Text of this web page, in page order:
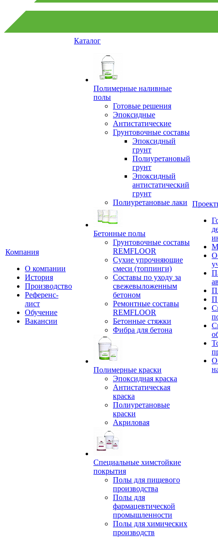
Компания
О компании
История
Производство
Референс-
лист
Обучение
Вакансии
Каталог
Полимерные наливные
полы
Готовые решения
Эпоксидные
Антистатические
Грунтовочные составы
Эпоксидный
грунт
Полиуретановый
грунт
Эпоксидный
антистатический
грунт
Полиуретановые лаки
Бетонные полы
Грунтовочные составы
REMFLOOR
Сухие упрочняющие
смеси (топпинги)
Составы по уходу за
свежевыложенным
бетоном
Ремонтные составы
REMFLOOR
Бетонные стяжки
Фибра для бетона
Полимерные краски
Эпоксидная краска
Антистатическая
краска
Полиуретановые
краски
Акриловая
Специальные химстойкие
покрытия
Полы для пищевого
производства
Полы для
фармацевтической
промышленности
Полы для химических
производств